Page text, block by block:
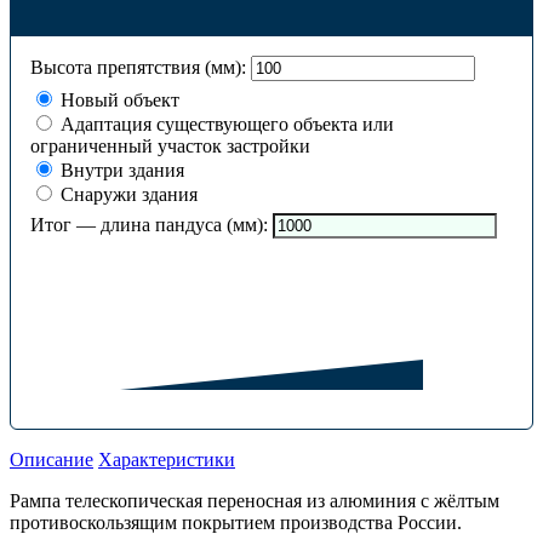
Высота препятствия (мм):
Новый объект
Адаптация существующего объекта или
ограниченный участок застройки
Внутри здания
Снаружи здания
Итог — длина пандуса (мм):
Описание Характеристики
Рампа телескопическая переносная из алюминия с жёлтым
противоскользящим покрытием производства России.